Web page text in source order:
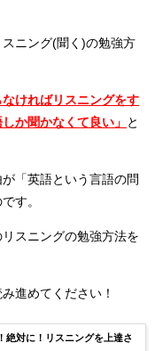
ニング(聞く)の勉強方
なければリスニングをす
か聞かなくて良い」
と
「英語という言語の問
す。
スニングの勉強方法を
進めてください！
絶対に！リスニングを上達さ